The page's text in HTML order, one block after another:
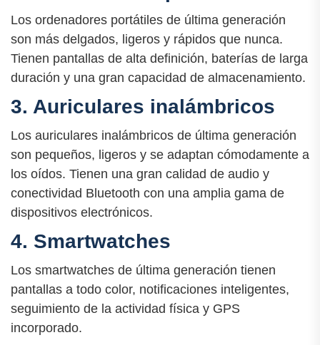
Los ordenadores portátiles de última generación
son más delgados, ligeros y rápidos que nunca.
Tienen pantallas de alta definición, baterías de larga
duración y una gran capacidad de almacenamiento.
3. Auriculares inalámbricos
Los auriculares inalámbricos de última generación
son pequeños, ligeros y se adaptan cómodamente a
los oídos. Tienen una gran calidad de audio y
conectividad Bluetooth con una amplia gama de
dispositivos electrónicos.
4. Smartwatches
Los smartwatches de última generación tienen
pantallas a todo color, notificaciones inteligentes,
seguimiento de la actividad física y GPS
incorporado.